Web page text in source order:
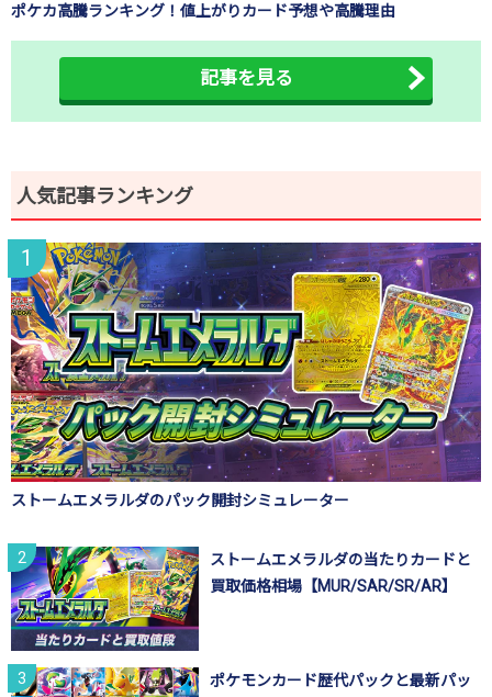
ポケカ高騰ランキング！値上がりカード予想や高騰理由
記事を見る
人気記事ランキング
ストームエメラルダのパック開封シミュレーター
ストームエメラルダの当たりカードと
買取価格相場【MUR/SAR/SR/AR】
ポケモンカード歴代パックと最新パッ